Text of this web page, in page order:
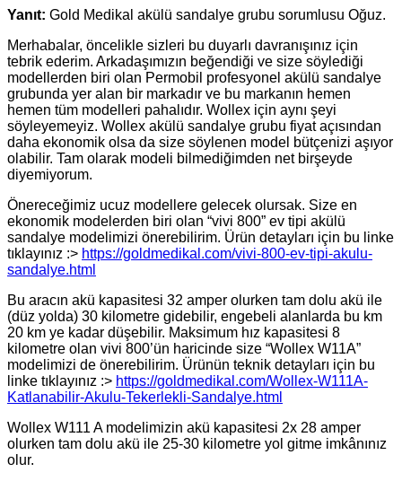
Yanıt: Gold Medikal akülü sandalye grubu sorumlusu Oğuz.
Merhabalar, öncelikle sizleri bu duyarlı davranışınız için
tebrik ederim. Arkadaşımızın beğendiği ve size söylediği
modellerden biri olan Permobil profesyonel akülü sandalye
grubunda yer alan bir markadır ve bu markanın hemen
hemen tüm modelleri pahalıdır. Wollex için aynı şeyi
söyleyemeyiz. Wollex akülü sandalye grubu fiyat açısından
daha ekonomik olsa da size söylenen model bütçenizi aşıyor
olabilir. Tam olarak modeli bilmediğimden net birşeyde
diyemiyorum.
Önereceğimiz ucuz modellere gelecek olursak. Size en
ekonomik modelerden biri olan “vivi 800” ev tipi akülü
sandalye modelimizi önerebilirim. Ürün detayları için bu linke
tıklayınız :> https://goldmedikal.com/vivi-800-ev-tipi-akulu-
sandalye.html
Bu aracın akü kapasitesi 32 amper olurken tam dolu akü ile
(düz yolda) 30 kilometre gidebilir, engebeli alanlarda bu km
20 km ye kadar düşebilir. Maksimum hız kapasitesi 8
kilometre olan vivi 800’ün haricinde size “Wollex W11A”
modelimizi de önerebilirim. Ürünün teknik detayları için bu
linke tıklayınız :> https://goldmedikal.com/Wollex-W111A-
Katlanabilir-Akulu-Tekerlekli-Sandalye.html
Wollex W111 A modelimizin akü kapasitesi 2x 28 amper
olurken tam dolu akü ile 25-30 kilometre yol gitme imkânınız
olur.